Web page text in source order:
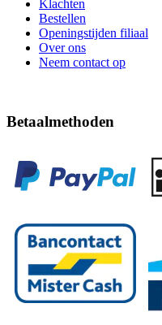
Klachten
Bestellen
Openingstijden filiaal
Over ons
Neem contact op
Betaalmethoden